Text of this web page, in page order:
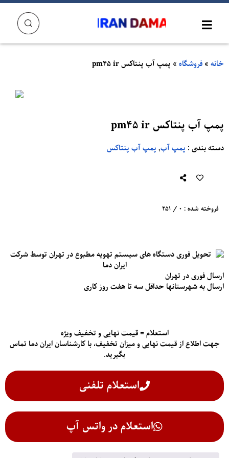
خانه » فروشگاه » پمپ آب پنتاکس pm45 ir
پمپ آب پنتاکس pm45 ir
دسته بندی : پمپ آب, پمپ آب پنتاکس
فروخته شده : 0 / 251
ارسال فوری در تهران
ارسال به شهرستانها حداقل سه تا هفت روز کاری
استعلام = قیمت نهایی و تخفیف ویژه
جهت اطلاع از قیمت‌ نهایی و میزان تخفیف، با کارشناسان ایران دما تماس
بگیرید.
استعلام تلفنی
استعلام در واتس آپ